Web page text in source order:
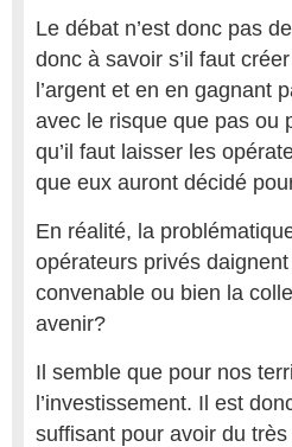
Le débat n’est donc pas
donc à savoir s’il faut
l’argent et en en gagnant
avec le risque que pas ou
qu’il faut laisser les
que eux auront décidé
En réalité, la
opérateurs privés
convenable ou bien la
avenir?
Il semble que pour nos
l’investissement. Il est
suffisant pour avoir du